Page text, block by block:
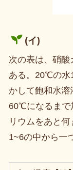
(イ)
次の表は、硝
ある。20℃の水
かして飽和水溶
60℃になるまで
リウムをあと
1~6の中から一